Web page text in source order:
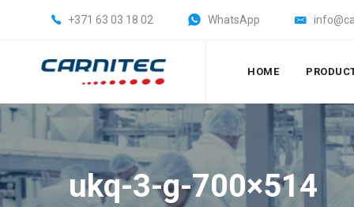
+371 63 03 18 02 WhatsApp
HOME
ukq-3-g-700×514